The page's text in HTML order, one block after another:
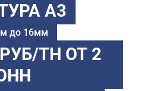
А3
до 16мм
ТН ОТ 2